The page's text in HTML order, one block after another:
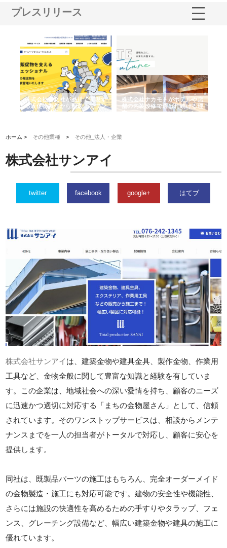
プレスリリース
株式会社耕文社が品川で実現す
る販促物製作から配送までワン
ストップ対応
株式会社ナカモトがホテルや店
舗の内装改修で選ばれ続ける理
由
ホーム > その他業種 > その他_法人・企業
株式会社サンアイ
twitter facebook google+ はてブ
株式会社サンアイは、建築金物や建具金具、製作金物、作業用
工具など、金物全般に関して豊富な知識と経験を有していま
す。この企業は、地域社会への深い愛情を持ち、顧客のニーズ
に迅速かつ適切に対応する「まちの金物屋さん」として、信頼
されています。そのワンストップサービスは、相談からメンテ
ナンスまでを一人の担当者がトータルで対応し、顧客に安心を
提供します。
同社は、既製品パーツの施工はもちろん、完全オーダーメイド
の金物製造・施工にも対応可能です。建物の安全性や機能性、
さらには施設の快適性を高めるための手すりやタラップ、フェ
ンス、グレーチング設備など、幅広い建築金物や建具の施工に
優れています。